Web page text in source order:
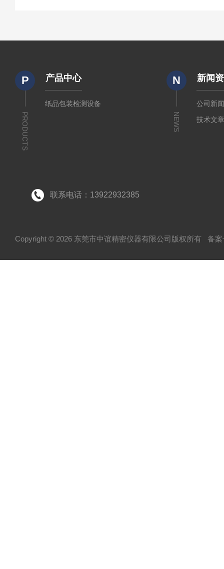
P
PRODUCTS
产品中心
纸品包装检测设备
N
NEWS
新闻
公司新
技术文
联系电话：13922932385
Copyright © 2026 东莞市中谊精密仪器有限公司版权所有 备案